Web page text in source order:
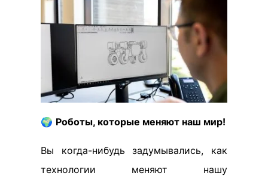
🌍 Роботы, которые меняют наш мир!
Вы когда-нибудь задумывались, как
технологии меняют нашу